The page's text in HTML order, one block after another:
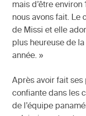
mais d’être
nous avons fait. Le
de Missi et elle
plus heureuse de
année. »
Après avoir fait ses
confiante dans les
de l’équipe